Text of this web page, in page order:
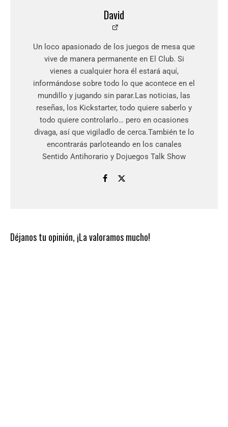
David
Un loco apasionado de los juegos de mesa que
vive de manera permanente en El Club. Si
vienes a cualquier hora él estará aquí,
informándose sobre todo lo que acontece en el
mundillo y jugando sin parar.Las noticias, las
reseñas, los Kickstarter, todo quiere saberlo y
todo quiere controlarlo… pero en ocasiones
divaga, así que vigiladlo de cerca.También te lo
encontrarás parloteando en los canales
Sentido Antihorario y Dojuegos Talk Show
Déjanos tu opinión, ¡La valoramos mucho!